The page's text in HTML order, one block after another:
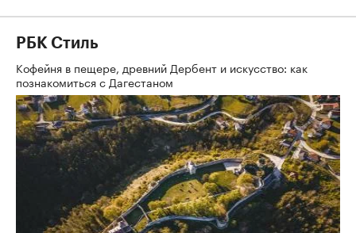
РБК Стиль
Кофейня в пещере, древний Дербент и искусство: как
познакомиться с Дагестаном